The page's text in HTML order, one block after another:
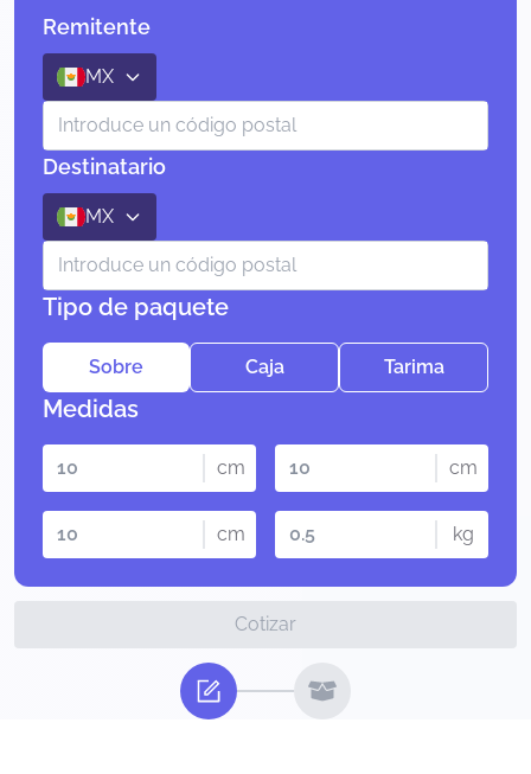
Remitente
MX
Destinatario
MX
Tipo de paquete
Sobre Caja Tarima
Medidas
cm cm
cm kg
Cotizar